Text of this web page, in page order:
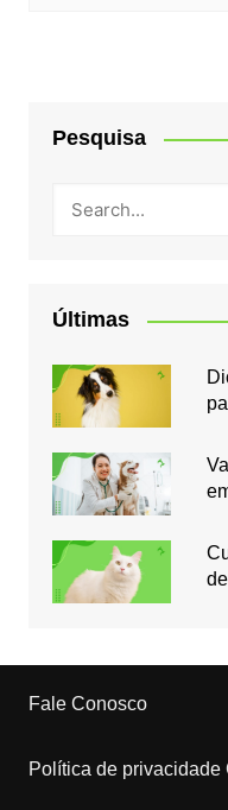
Pesquisa
Últimas
Fale Conosco
Política de privacidade